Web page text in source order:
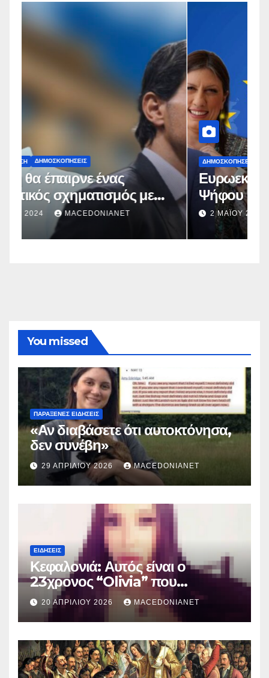
ΔΗΜΟΣΚΟΠΉΣΕΙΣ
Ευρωεκλογές 2024: Πρόθεση
Ψήφου
2 ΜΑΪ́ΟΥ 2024 MACEDONIANET
You missed
ΠΑΡΆΞΕΝΕΣ ΕΙΔΉΣΕΙΣ
«Αν διαβάσετε ότι αυτοκτόνησα,
δεν συνέβη»
29 ΑΠΡΙΛΊΟΥ 2026 MACEDONIANET
ΕΙΔΉΣΕΙΣ
Κεφαλονιά: Αυτός είναι ο
23χρονος “Olivia” που
κατηγορείται για τον θάνατο της
Μυρτούς
20 ΑΠΡΙΛΊΟΥ 2026 MACEDONIANET